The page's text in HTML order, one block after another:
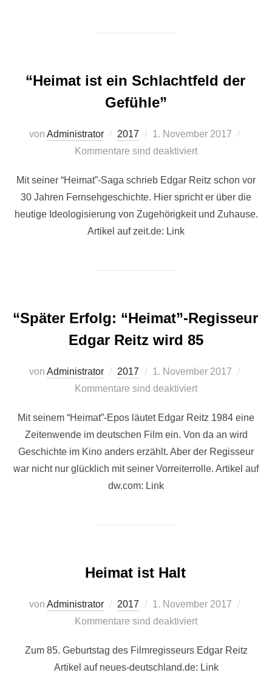
“Heimat ist ein Schlachtfeld der
Gefühle”
von Administrator 2017
Veröffentlicht
am
1. November 2017
Kommentare sind deaktiviert
Mit seiner “Heimat”-Saga schrieb Edgar Reitz schon vor
30 Jahren Fernsehgeschichte. Hier spricht er über die
heutige Ideologisierung von Zugehörigkeit und Zuhause.
Artikel auf zeit.de: Link
“Später Erfolg: “Heimat”-Regisseur
Edgar Reitz wird 85
von Administrator 2017
Veröffentlicht
am
1. November 2017
Kommentare sind deaktiviert
Mit seinem “Heimat”-Epos läutet Edgar Reitz 1984 eine
Zeitenwende im deutschen Film ein. Von da an wird
Geschichte im Kino anders erzählt. Aber der Regisseur
war nicht nur glücklich mit seiner Vorreiterrolle. Artikel auf
dw.com: Link
Heimat ist Halt
von Administrator 2017
Veröffentlicht
am
1. November 2017
Kommentare sind deaktiviert
Zum 85. Geburtstag des Filmregisseurs Edgar Reitz
Artikel auf neues-deutschland.de: Link